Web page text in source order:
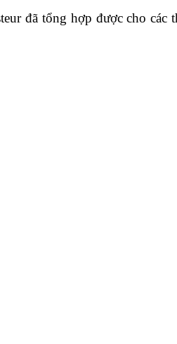
đã tổng hợp được cho các